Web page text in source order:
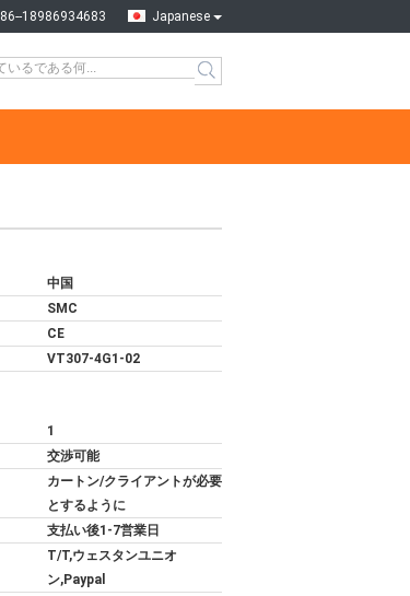
Japanese
86--18986934683
中国
SMC
CE
VT307-4G1-02
1
交渉可能
カートン/クライアントが必要
とするように
支払い後1-7営業日
T/T,ウェスタンユニオ
ン,Paypal